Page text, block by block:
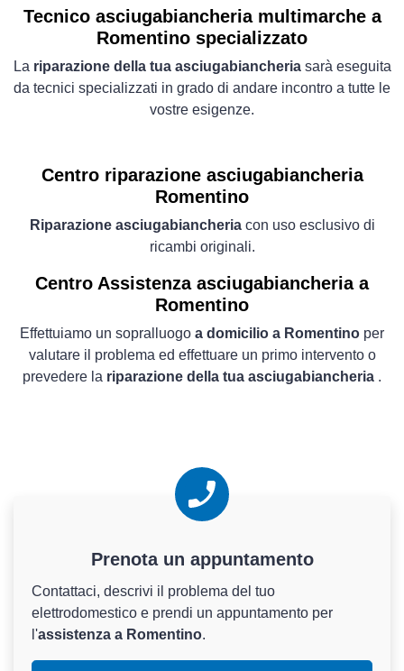
Tecnico asciugabiancheria multimarche a
Romentino specializzato
La riparazione della tua asciugabiancheria sarà eseguita
da tecnici specializzati in grado di andare incontro a tutte le
vostre esigenze.
Centro riparazione asciugabiancheria
Romentino
Riparazione asciugabiancheria con uso esclusivo di
ricambi originali.
Centro Assistenza asciugabiancheria a
Romentino
Effettuiamo un sopralluogo a domicilio a Romentino per
valutare il problema ed effettuare un primo intervento o
prevedere la riparazione della tua asciugabiancheria .
Prenota un appuntamento
Contattaci, descrivi il problema del tuo
elettrodomestico e prendi un appuntamento per
l'assistenza a Romentino.